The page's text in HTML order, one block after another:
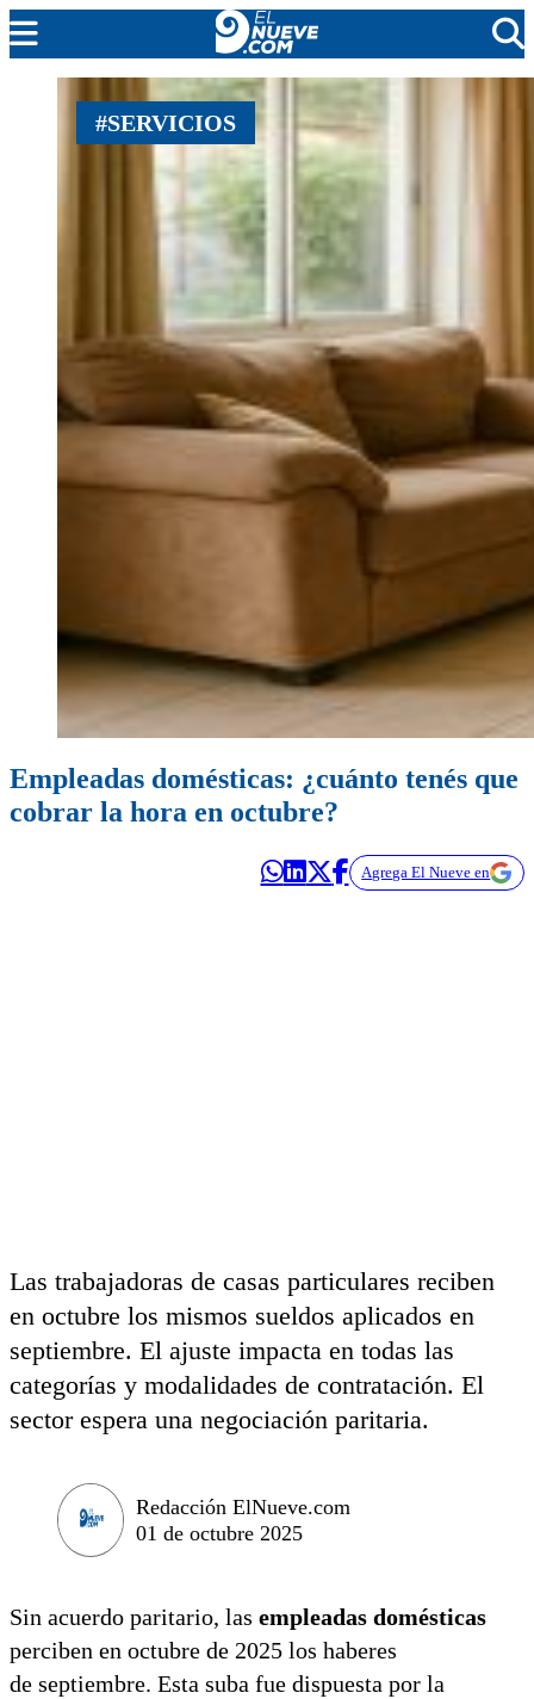
MENDOZA
CADA DÍA
PROGRAMACIÓN
EN VIVO
#SERVICIOS
Empleadas domésticas: ¿cuánto tenés que
cobrar la hora en octubre?
Agrega El Nueve en
Las trabajadoras de casas particulares reciben
en octubre los mismos sueldos aplicados en
septiembre. El ajuste impacta en todas las
categorías y modalidades de contratación. El
sector espera una negociación paritaria.
Redacción ElNueve.com
01 de octubre 2025
Sin acuerdo paritario, las empleadas domésticas
perciben en octubre de 2025 los haberes
de septiembre. Esta suba fue dispuesta por la